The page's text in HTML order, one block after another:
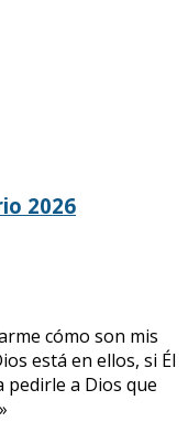
2026
cómo son mis
está en ellos, si Él
pedirle a Dios que